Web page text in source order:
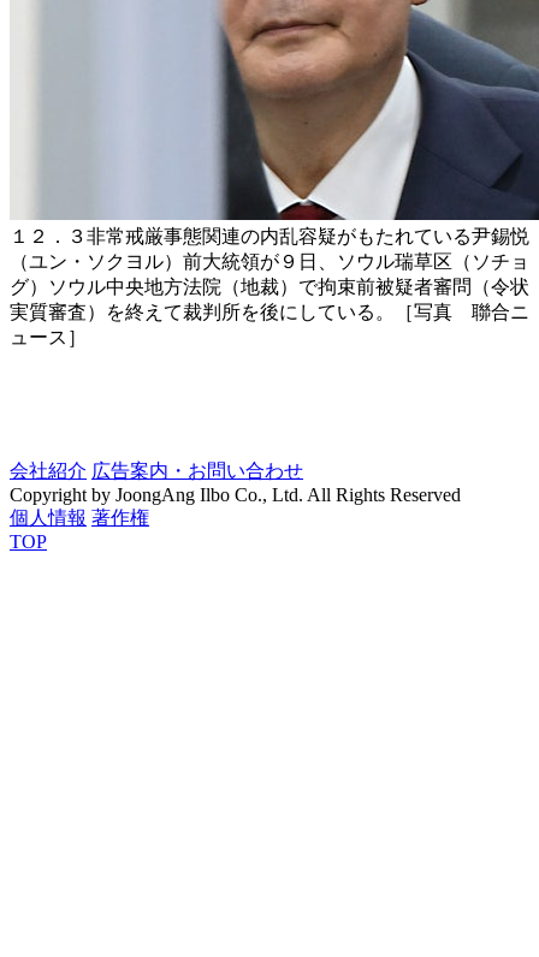
１２．３非常戒厳事態関連の内乱容疑がもたれている尹錫悦
（ユン・ソクヨル）前大統領が９日、ソウル瑞草区（ソチョ
グ）ソウル中央地方法院（地裁）で拘束前被疑者審問（令状
実質審査）を終えて裁判所を後にしている。［写真 聯合ニ
ュース］
会社紹介 広告案内・お問い合わせ
Copyright by JoongAng Ilbo Co., Ltd. All Rights Reserved
個人情報 著作権
TOP